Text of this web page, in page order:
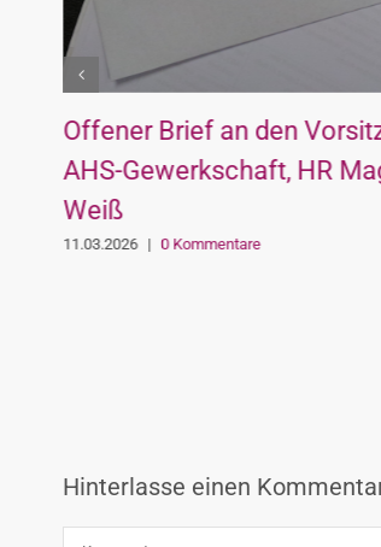
Offener Brief an den
AHS-Gewerkschaft, HR
Weiß
11.03.2026 | 0 Kommentare
Hinterlasse einen
Kommentar